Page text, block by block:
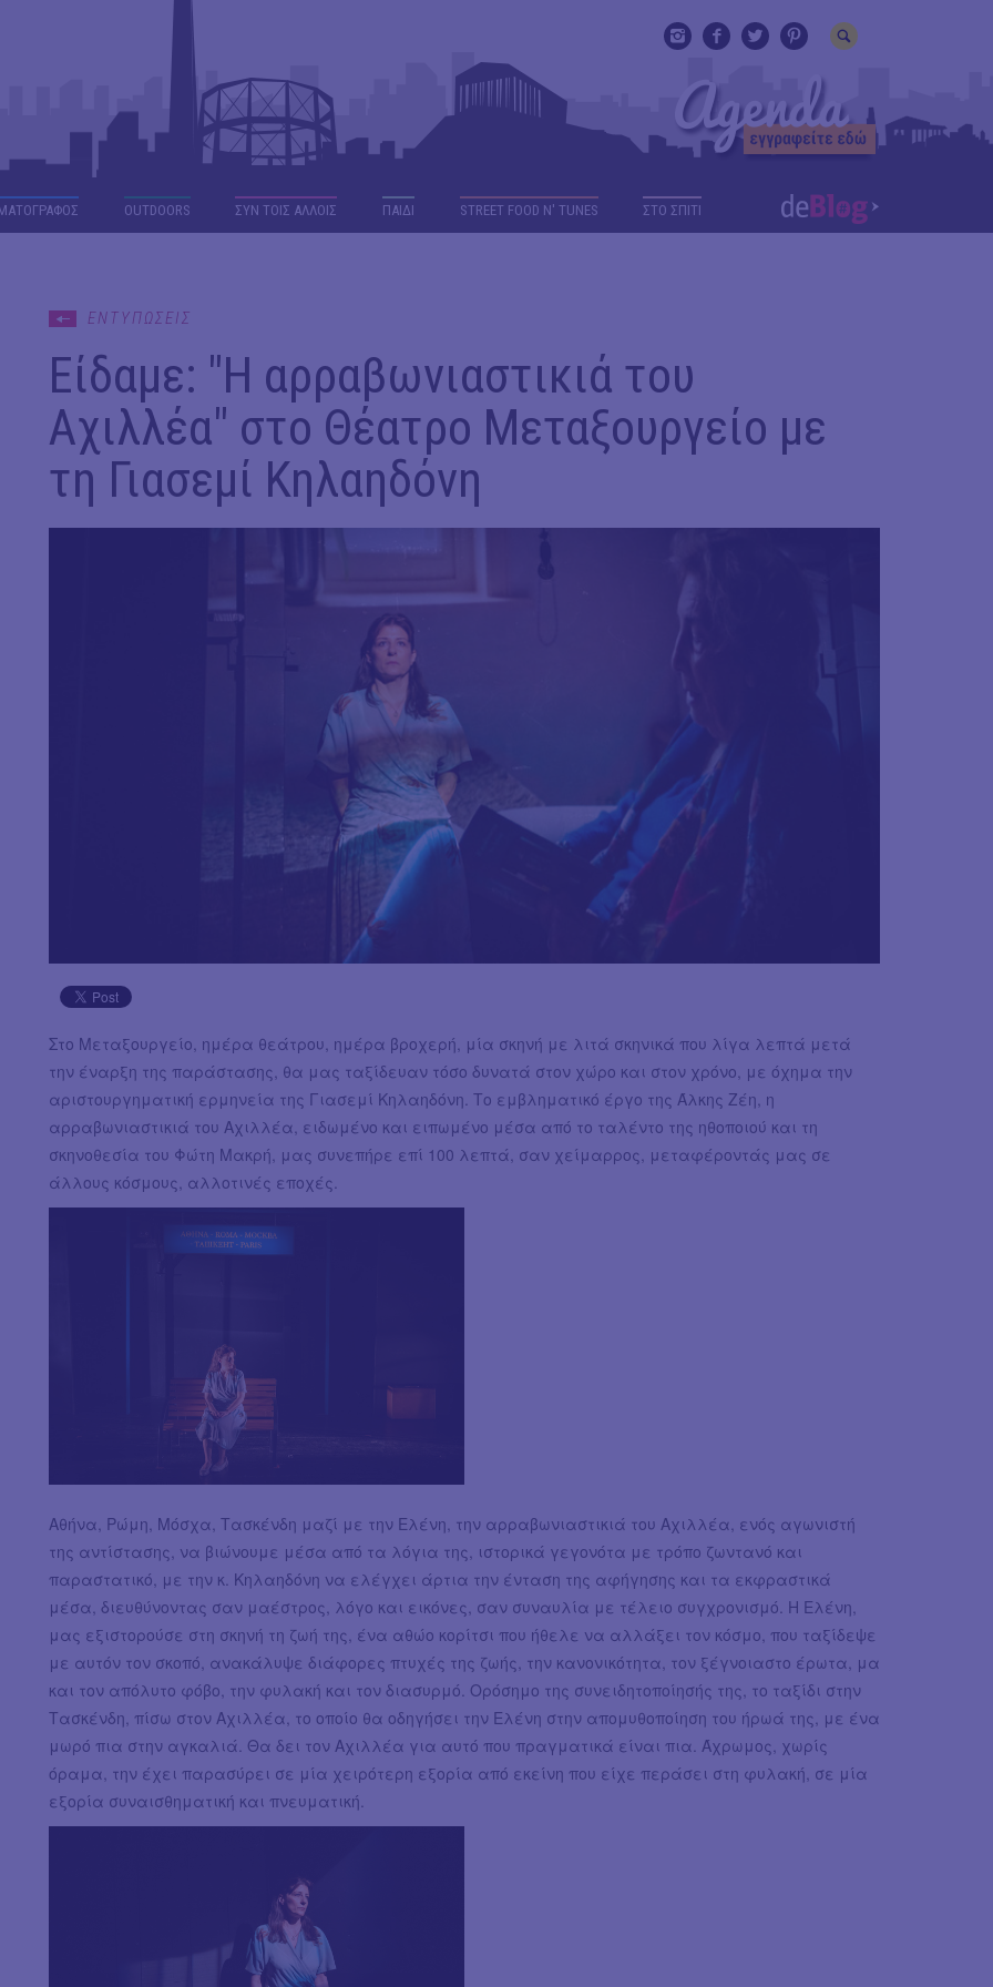
OUTDΟORS ΣΥΝ ΤΟΙΣ ΑΛΛΟΙΣ ΠΑΙΔΙ STREET FOOD N' TUNES ΣΤΟ ΣΠΙΤΙ
ΕΝΤΥΠΩΣΕΙΣ
Είδαμε: "Η αρραβωνιαστικιά του
Αχιλλέα" στο Θέατρο Μεταξουργείο με
τη Γιασεμί Κηλαηδόνη
Στο Μεταξουργείο, ημέρα θεάτρου, ημέρα βροχερή, μία σκηνή με λιτά σκηνικά που λίγα λεπτά μετά
την έναρξη της παράστασης, θα μας ταξίδευαν τόσο δυνατά στον χώρο και στον χρόνο, με όχημα την
αριστουργηματική ερμηνεία της Γιασεμί Κηλαηδόνη. Το εμβληματικό έργο της Άλκης Ζέη, η
αρραβωνιαστικιά του Αχιλλέα, ειδωμένο και ειπωμένο μέσα από το ταλέντο της ηθοποιού και τη
σκηνοθεσία του Φώτη Μακρή, μας συνεπήρε επί 100 λεπτά, σαν χείμαρρος, μεταφέροντάς μας σε
άλλους κόσμους, αλλοτινές εποχές.
Αθήνα, Ρώμη, Μόσχα, Τασκένδη μαζί με την Ελένη, την αρραβωνιαστικιά του Αχιλλέα, ενός αγωνιστή
της αντίστασης, να βιώνουμε μέσα από τα λόγια της, ιστορικά γεγονότα με τρόπο ζωντανό και
παραστατικό, με την κ. Κηλαηδόνη να ελέγχει άρτια την ένταση της αφήγησης και τα εκφραστικά
μέσα, διευθύνοντας σαν μαέστρος, λόγο και εικόνες, σαν συναυλία με τέλειο συγχρονισμό. Η Ελένη,
μας εξιστορούσε στη σκηνή τη ζωή της, ένα αθώο κορίτσι που ήθελε να αλλάξει τον κόσμο, που ταξίδεψε
με αυτόν τον σκοπό, ανακάλυψε διάφορες πτυχές της ζωής, την κανονικότητα, τον ξέγνοιαστο έρωτα, μα
και τον απόλυτο φόβο, την φυλακή και τον διασυρμό. Ορόσημο της συνειδητοποίησής της, το ταξίδι στην
Τασκένδη, πίσω στον Αχιλλέα, το οποίο θα οδηγήσει την Ελένη στην απομυθοποίηση του ήρωά της, με ένα
μωρό πια στην αγκαλιά. Θα δει τον Αχιλλέα για αυτό που πραγματικά είναι πια. Άχρωμος, χωρίς
όραμα, την έχει παρασύρει σε μία χειρότερη εξορία από εκείνη που είχε περάσει στη φυλακή, σε μία
εξορία συναισθηματική και πνευματική.